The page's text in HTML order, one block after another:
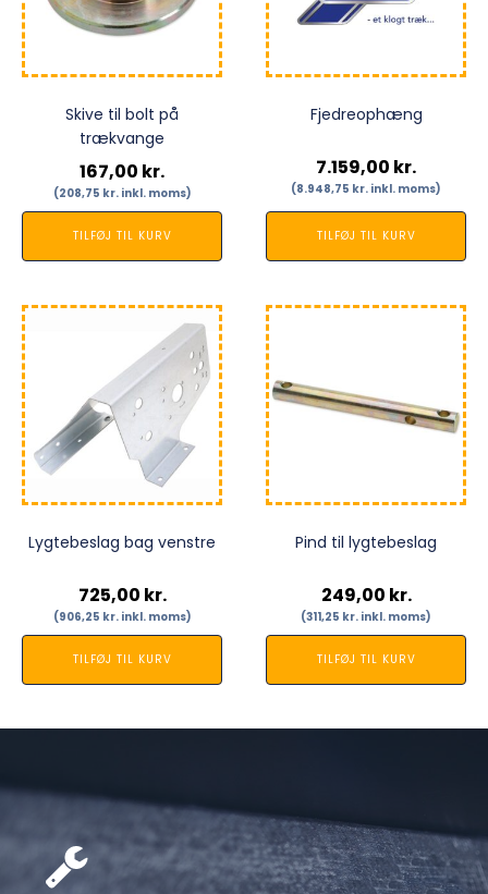
Skive til bolt på
trækvange
167,00 kr.
(208,75 kr.inkl. moms)
TILFØJ TIL KURV
Fjedreophæng
7.159,00 kr.
(8.948,75 kr. inkl. moms)
TILFØJ TIL KURV
Lygtebeslag bag venstre
725,00 kr.
(906,25 kr.inkl. moms)
TILFØJ TIL KURV
Pind til lygtebeslag
249,00 kr.
(311,25 kr. inkl. moms)
TILFØJ TIL KURV